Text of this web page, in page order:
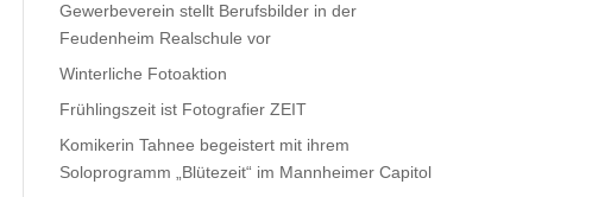
Gewerbeverein stellt Berufsbilder in der
Feudenheim Realschule vor
Winterliche Fotoaktion
Frühlingszeit ist Fotografier ZEIT
Komikerin Tahnee begeistert mit ihrem
Soloprogramm „Blütezeit“ im Mannheimer Capitol